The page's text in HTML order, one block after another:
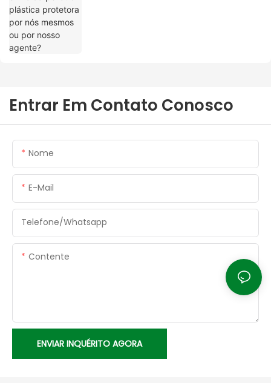
Entrar Em Contato Conosco
Nome
E-Mail
Telefone/whatsapp
Contente
ENVIAR INQUÉRITO AGORA